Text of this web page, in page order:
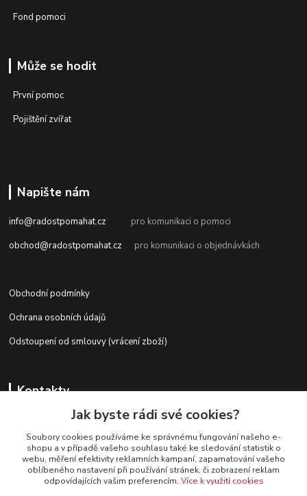
Fond pomoci
Může se hodit
První pomoc
Pojištění zvířat
Napište nám
info@radostpomahat.cz pro komunikaci o pomoci
obchod@radostpomahat.cz pro komunikaci o objednávkách
Obchodní podmínky
Ochrana osobních údajů
Odstoupení od smlouvy (vrácení zboží)
Kontakty
+420 728 727 761
Jak byste rádi své cookies?
Soubory cookies používáme ke správnému fungování našeho e-
shopu a v případě vašeho souhlasu také ke sledování statistik o
webu, měření efektivity reklamních kampaní, zapamatování vašeho
oblíbeného nastavení při používání stránek, či zobrazení reklam
odpovídajících vašim preferencím. Více k využití cookies